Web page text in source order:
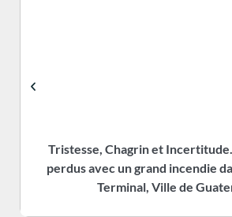
Tristesse, Chagrin et
perdus avec un grand incendie
Terminal, Ville de